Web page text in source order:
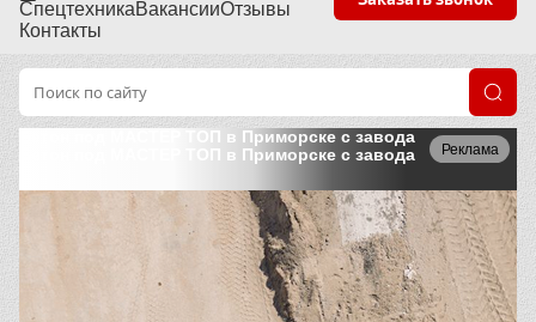
СпецтехникаВакансииОтзывы
Контакты
Реклама
Бетон под МАСТЕР ТОП в Приморске с завода
Бетон под МАСТЕР ТОП в Приморске с завода